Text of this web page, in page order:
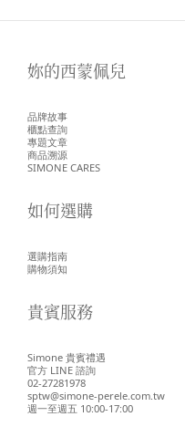
妳的西蒙佩兒
品牌故事
櫃點查詢
專題文章
商品溯源
SIMONE CARES
如何選購
選購指南
購物須知
貴賓服務
Simone 貴賓禮遇
官方 LINE 諮詢
02-27281978
sptw@simone-perele.com.tw
週一至週五 10:00-17:00